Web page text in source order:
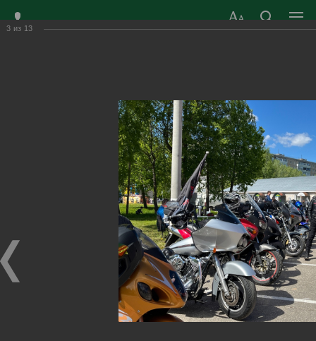
ВЛАДИМИРСКОЙ
САМОУПРАВЛЕНИЯ
г. Радужный, 1 квартал, д.55
Адрес здания администрации
radugn@avo.ru
Электронная почта
Главная Фотогалерея › Новости
›
День города 2024
День города 2024
3 из 13